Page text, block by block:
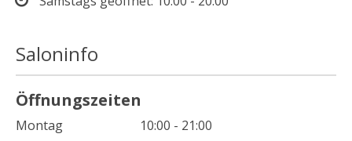
Saloninfo
Öffnungszeiten
Montag
10:00 - 21:00